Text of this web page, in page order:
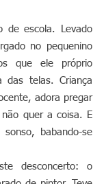
de escola. Levado
no pequenino
que ele próprio
das telas. Criança
adora pregar
quer a coisa. E
babando-se
desconcerto: o